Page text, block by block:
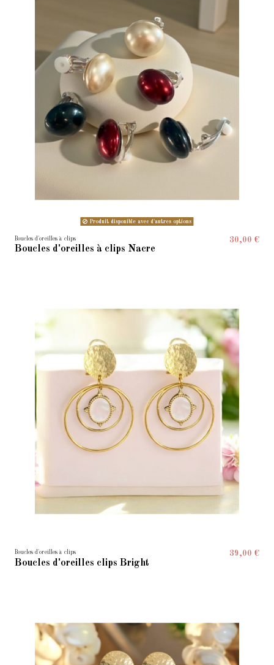
Produit disponible avec d'autres options
Boucles d'oreilles à clips
Boucles d'oreilles à clips Nacre
30,00 €
Boucles d'oreilles à clips
Boucles d'oreilles clips Bright
39,00 €